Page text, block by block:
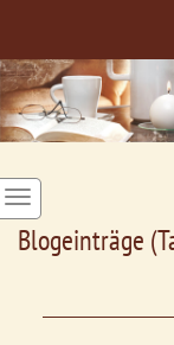
Blogeinträge